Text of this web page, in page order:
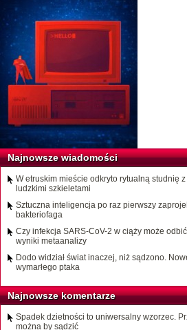
Najnowsze wiadomości
W etruskim mieście odkryto rytualną studnię
ludzkimi szkieletami
Sztuczna inteligencja po raz pierwszy
bakteriofaga
Czy infekcja SARS-CoV-2 w ciąży może
wyniki metaanalizy
Dodo widział świat inaczej, niż sądzono.
wymarłego ptaka
Najnowsze komentarze
Spadek dzietności to uniwersalny wzorzec.
można by sądzić